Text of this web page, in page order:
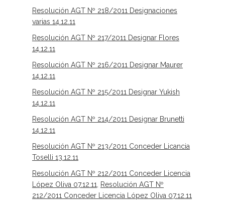
Resolución AGT Nº 218/2011 Designaciones
varias 14.12.11
Resolución AGT Nº 217/2011 Designar Flores
14.12.11
Resolución AGT Nº 216/2011 Designar Maurer
14.12.11
Resolución AGT Nº 215/2011 Designar Yukish
14.12.11
Resolución AGT Nº 214/2011 Designar Brunetti
14.12.11
Resolución AGT Nº 213/2011 Conceder Licancia
Toselli 13.12.11
Resolución AGT Nº 212/2011 Conceder Licencia
López Oliva 07.12.11
Resolución AGT Nº
212/2011 Conceder Licencia López Oliva 07.12.11